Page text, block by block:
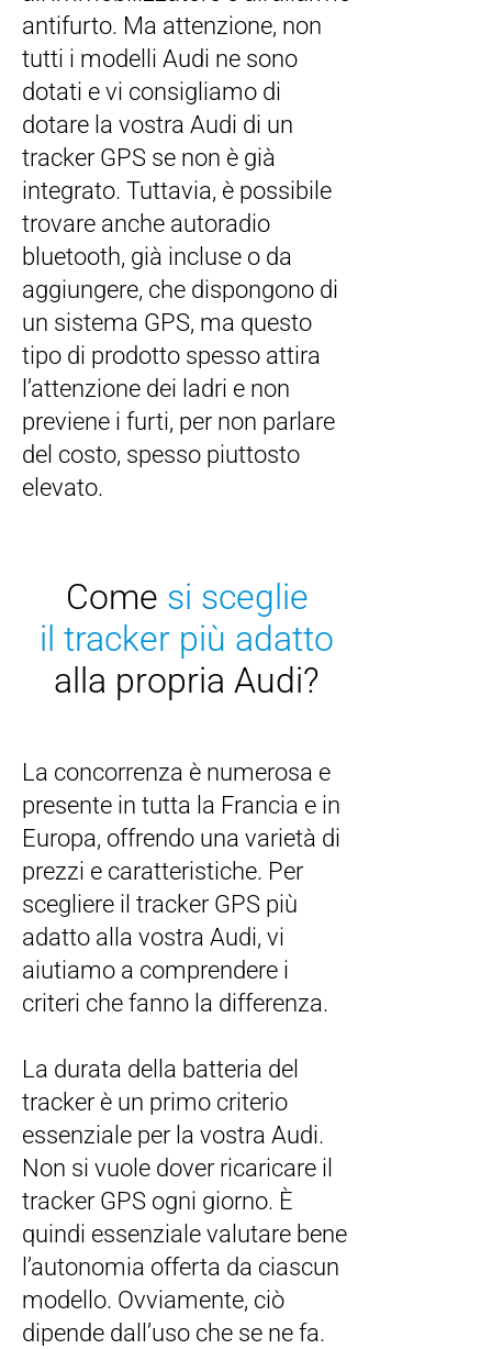
antifurto. Ma attenzione, non
tutti i modelli Audi ne sono
dotati e vi consigliamo di
dotare la vostra Audi di un
tracker GPS se non è già
integrato. Tuttavia, è possibile
trovare anche autoradio
bluetooth, già incluse o da
aggiungere, che dispongono di
un sistema GPS, ma questo
tipo di prodotto spesso attira
l’attenzione dei ladri e non
previene i furti, per non parlare
del costo, spesso piuttosto
elevato.
Come si sceglie
il tracker più adatto
alla propria Audi?
La concorrenza è numerosa e
presente in tutta la Francia e in
Europa, offrendo una varietà di
prezzi e caratteristiche. Per
scegliere il tracker GPS più
adatto alla vostra Audi, vi
aiutiamo a comprendere i
criteri che fanno la differenza.
La durata della batteria del
tracker è un primo criterio
essenziale per la vostra Audi.
Non si vuole dover ricaricare il
tracker GPS ogni giorno. È
quindi essenziale valutare bene
l’autonomia offerta da ciascun
modello. Ovviamente, ciò
dipende dall’uso che se ne fa.